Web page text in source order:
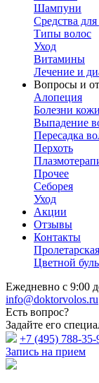
Шампуни
Средства для
Типы волос
Уход
Витамины
Лечение и
Вопросы и
Алопеция
Болезни
Выпадение
Пересадка
Перхоть
Прочее
Себорея
Уход
Акции
Отзывы
Контакты
Пролетарская
Цветной
Ежедневно с 9:00
info@doktorvolos.ru
Есть вопрос?
Задайте его
+7 (495) 788-35-
Запись на прием